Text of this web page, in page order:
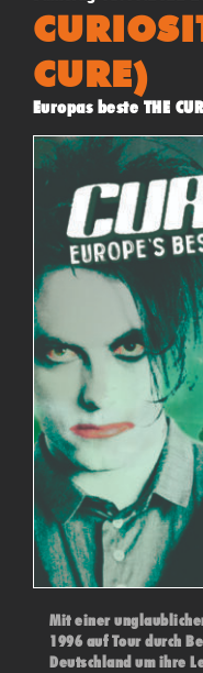
CURE)
Europas beste THE
Mit einer
1996 auf Tour durch
Deutschland um ihre